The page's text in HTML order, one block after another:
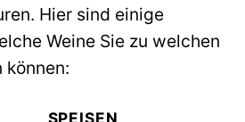
Hier sind einige
Weine Sie zu welchen
können:
SPEISEN